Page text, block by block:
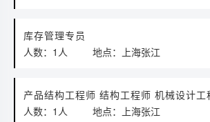
库存管理专员
人数：1人
地点：上海张江
产品结构工程师 结构工程师 机械设计工
人数：1人
地点：上海张江